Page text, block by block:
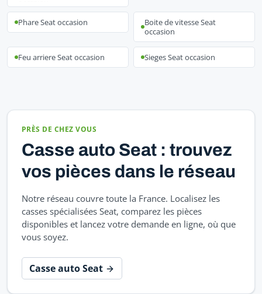
Phare Seat occasion
Boite de vitesse Seat
occasion
Feu arriere Seat occasion Sieges Seat occasion
PRÈS DE CHEZ VOUS
Casse auto Seat : trouvez
vos pièces dans le réseau
Notre réseau couvre toute la France. Localisez les
casses spécialisées Seat, comparez les pièces
disponibles et lancez votre demande en ligne, où que
vous soyez.
Casse auto Seat